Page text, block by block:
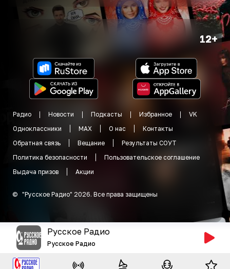
12+
Радио Новости Подкасты Избранное
VK
Одноклассники
MAX О нас
Контакты
Обратная связь
Вещание
Результаты СОУТ
Политика безопасности
Пользовательское соглашение
Выдача призов
Акции
© "Русское Радио" 2026. Все права защищены
Русское Радио
Русское Радио